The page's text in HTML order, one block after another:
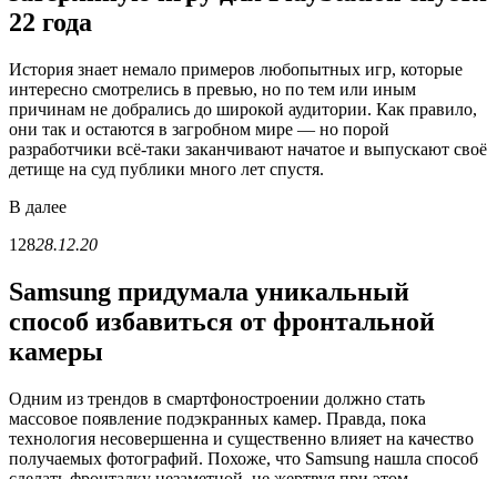
22 года
История знает немало примеров любопытных игр, которые
интересно смотрелись в превью, но по тем или иным
причинам не добрались до широкой аудитории. Как правило,
они так и остаются в загробном мире — но порой
разработчики всё-таки заканчивают начатое и выпускают своё
детище на суд публики много лет спустя.
В далее
12828.12.20
Samsung придумала уникальный
способ избавиться от фронтальной
камеры
Одним из трендов в смартфоностроении должно стать
массовое появление подэкранных камер. Правда, пока
технология несовершенна и существенно влияет на качество
получаемых фотографий. Похоже, что Samsung нашла способ